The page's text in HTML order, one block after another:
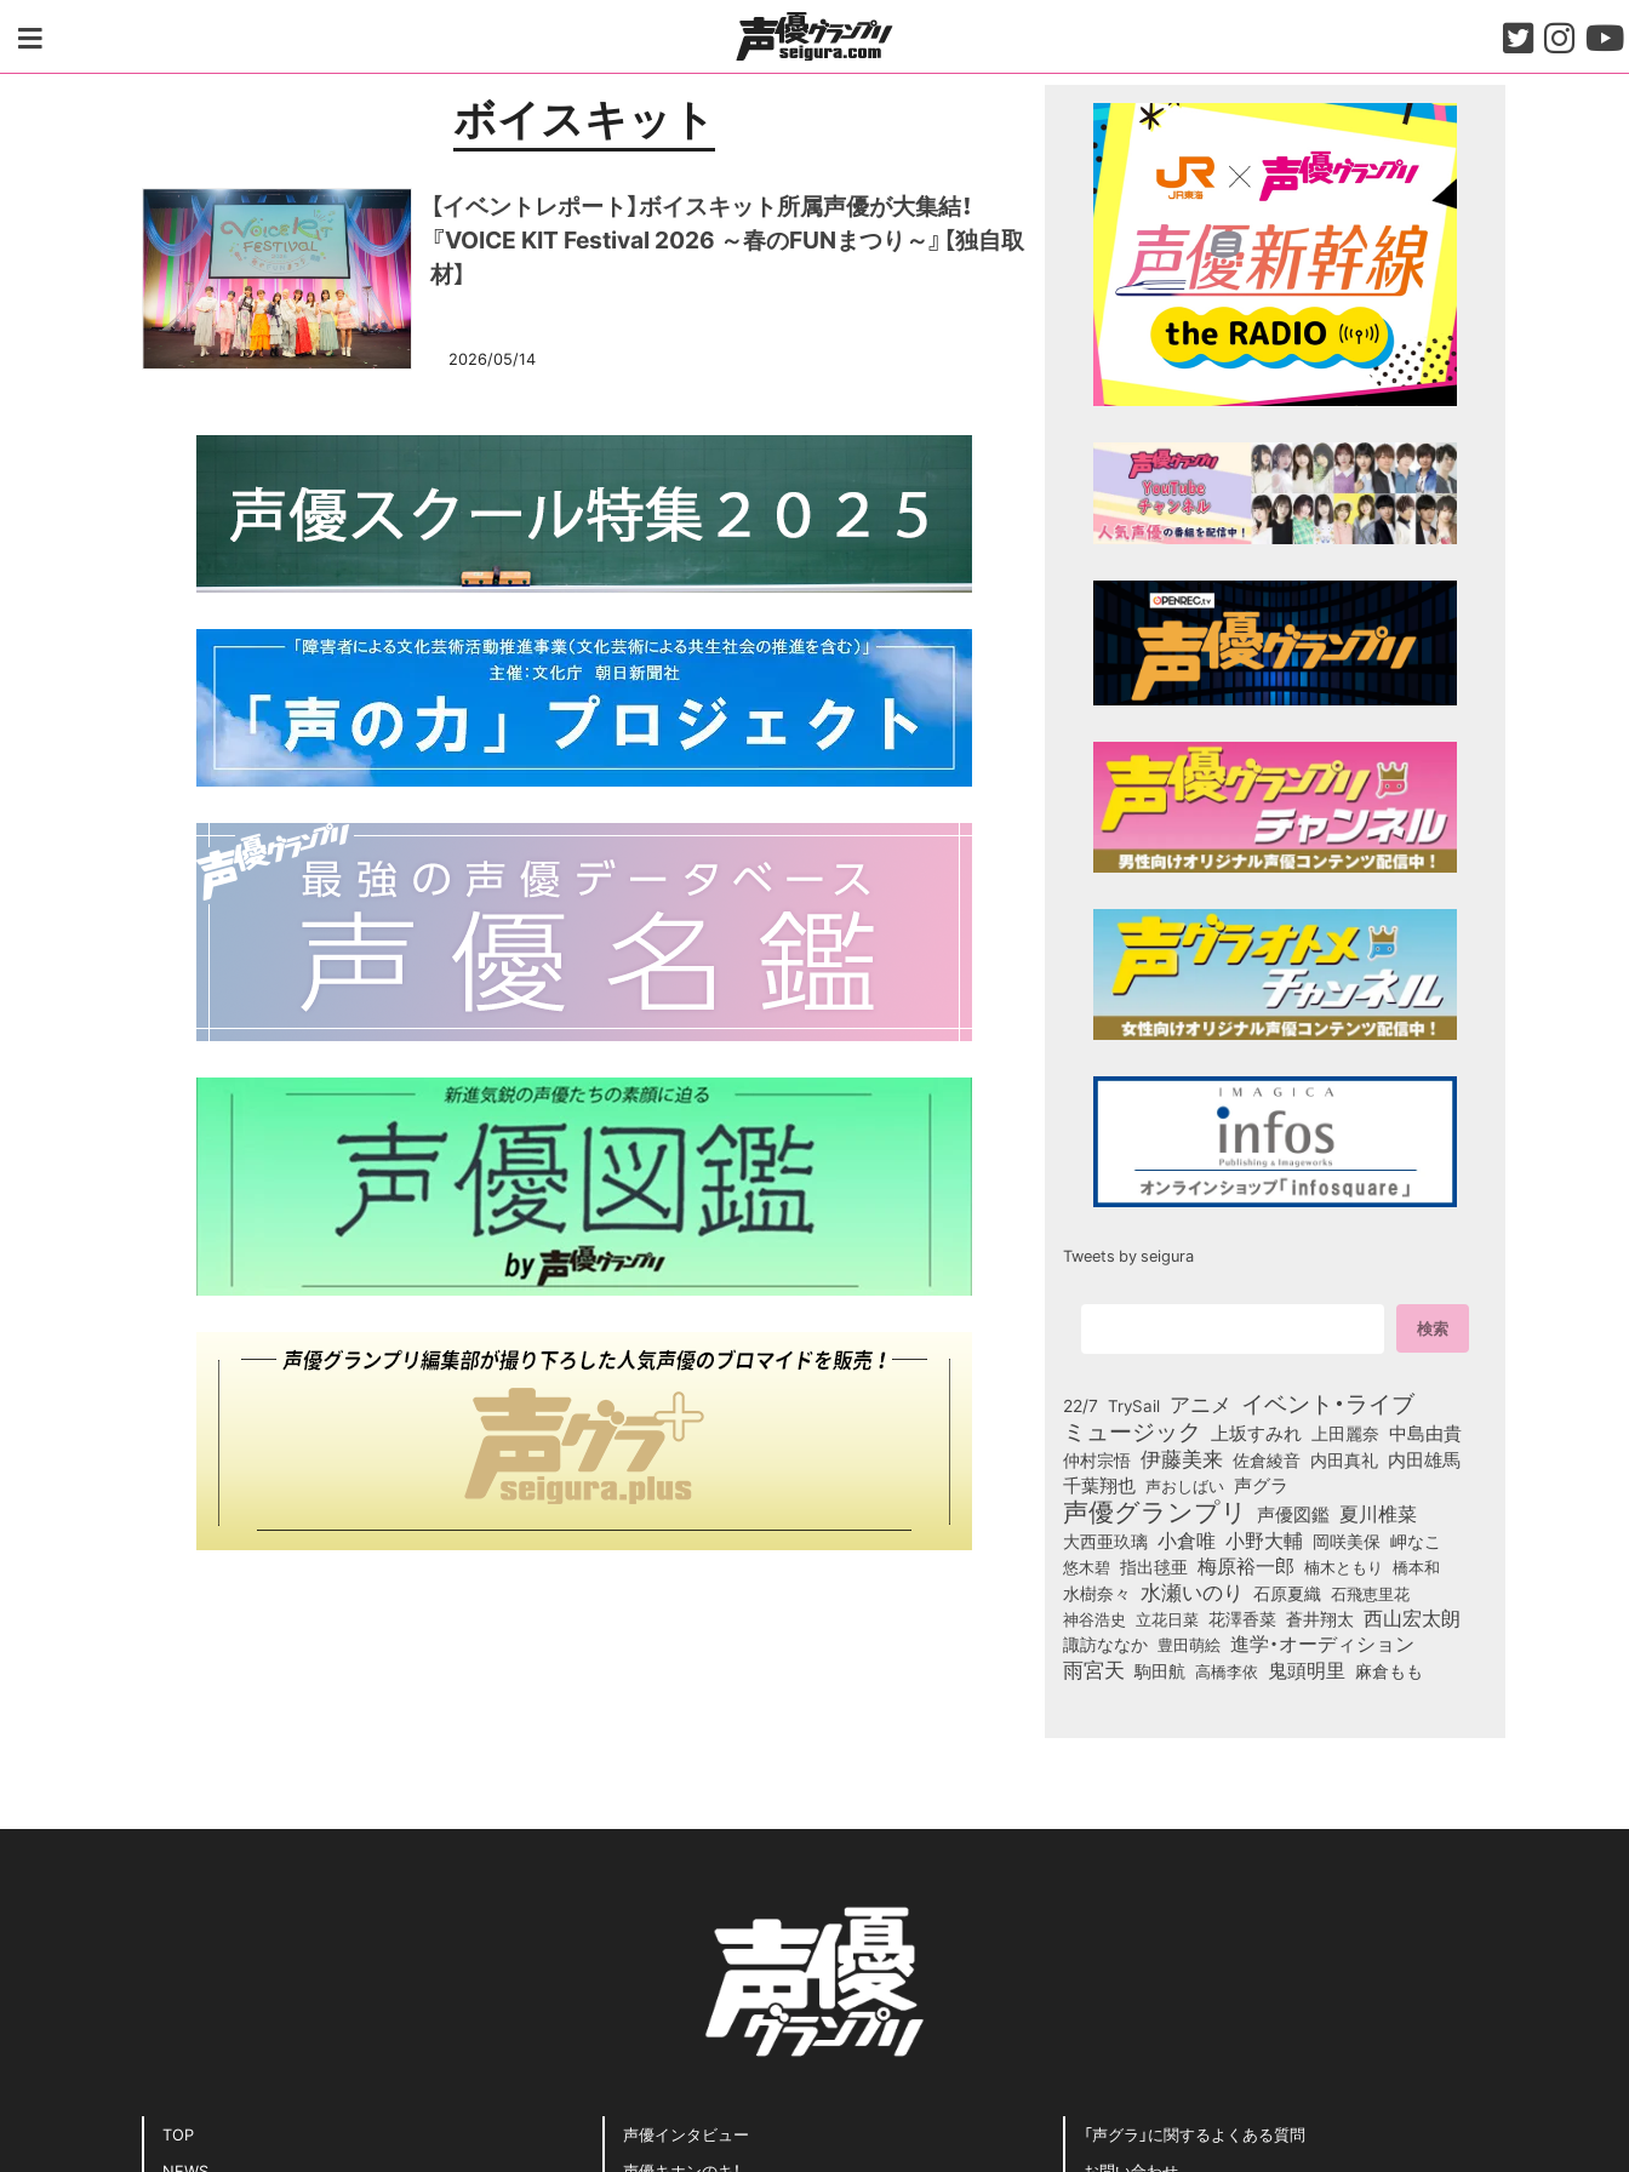
content
ボイスキット
【イベントレポート】ボイスキット所属声優が大集結！
『VOICE KIT Festival 2026 ～春のFUNまつり～』【独自取
材】
2026/05/14
Tweets by seigura
22/7 TrySail アニメ イベント・ライブ
ミュージック 上坂すみれ 上田麗奈 中島由貴
仲村宗悟 伊藤美来 佐倉綾音 内田真礼 内田雄馬
千葉翔也 声おしばい 声グラ
声優グランプリ 声優図鑑 夏川椎菜
大西亜玖璃 小倉唯 小野大輔 岡咲美保 岬なこ
悠木碧 指出毬亜 梅原裕一郎 楠木ともり 橋本和
水樹奈々 水瀬いのり 石原夏織 石飛恵里花
神谷浩史 立花日菜 花澤香菜 蒼井翔太 西山宏太朗
諏訪ななか 豊田萌絵 進学・オーディション
雨宮天 駒田航 高橋李依 鬼頭明里 麻倉もも
TOP
声優インタビュー
「声グラ」に関するよくある質問